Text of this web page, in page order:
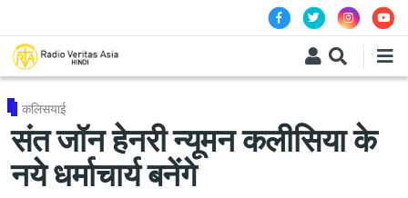
कलिसयाई
संत जॉन हेनरी न्यूमन कलीसिया के
नये धर्माचार्य बनेंगे